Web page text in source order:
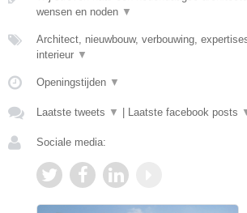
wensen en noden ▼
Architect, nieuwbouw, verbouwing,
interieur ▼
Openingstijden ▼
Laatste tweets ▼ Laatste facebook posts
Sociale media: